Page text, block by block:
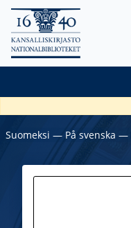
Suomeksi ― På svenska ―